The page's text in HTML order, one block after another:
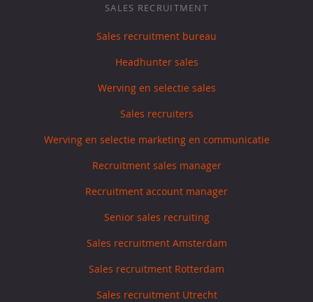
SALES RECRUITMENT
Sales recruitment bureau
Headhunter sales
Werving en selectie sales
Sales recruiters
Werving en selectie marketing en communicatie
Recruitment sales manager
Recruitment account manager
Senior sales recruiting
Sales recruitment Amsterdam
Sales recruitment Rotterdam
Sales recruitment Utrecht